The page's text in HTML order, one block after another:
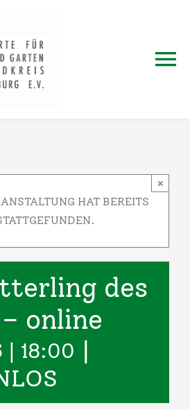
HAT BEREITS
×
des
online
| 18:00 |